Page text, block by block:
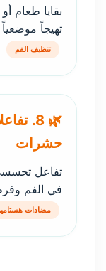
بقايا طعام
تهيجاً
تنظيف الفم
🌿 8.
حشرات
تفاعل
في الفم
مضادات